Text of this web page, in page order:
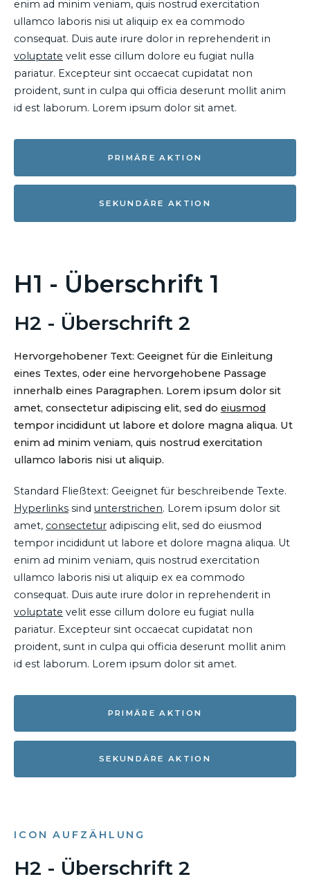
enim ad minim veniam, quis nostrud exercitation
ullamco laboris nisi ut aliquip ex ea commodo
consequat. Duis aute irure dolor in reprehenderit in
voluptate velit esse cillum dolore eu fugiat nulla
pariatur. Excepteur sint occaecat cupidatat non
proident, sunt in culpa qui officia deserunt mollit anim
id est laborum. Lorem ipsum dolor sit amet.
PRIMÄRE AKTION
SEKUNDÄRE AKTION
H1 - Überschrift 1
H2 - Überschrift 2
Hervorgehobener Text: Geeignet für die Einleitung
eines Textes, oder eine hervorgehobene Passage
innerhalb eines Paragraphen. Lorem ipsum dolor sit
amet, consectetur adipiscing elit, sed do eiusmod
tempor incididunt ut labore et dolore magna aliqua. Ut
enim ad minim veniam, quis nostrud exercitation
ullamco laboris nisi ut aliquip.
Standard Fließtext: Geeignet für beschreibende Texte.
Hyperlinks sind unterstrichen. Lorem ipsum dolor sit
amet, consectetur adipiscing elit, sed do eiusmod
tempor incididunt ut labore et dolore magna aliqua. Ut
enim ad minim veniam, quis nostrud exercitation
ullamco laboris nisi ut aliquip ex ea commodo
consequat. Duis aute irure dolor in reprehenderit in
voluptate velit esse cillum dolore eu fugiat nulla
pariatur. Excepteur sint occaecat cupidatat non
proident, sunt in culpa qui officia deserunt mollit anim
id est laborum. Lorem ipsum dolor sit amet.
PRIMÄRE AKTION
SEKUNDÄRE AKTION
ICON AUFZÄHLUNG
H2 - Überschrift 2